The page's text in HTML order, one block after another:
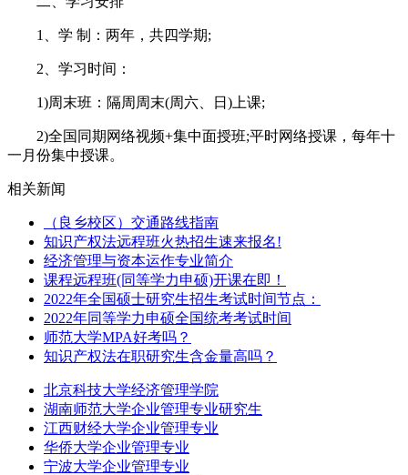
1、学 制：两年，共四学期;
2、学习时间：
1)周末班：隔周周末(周六、日)上课;
2)全国同期网络视频+集中面授班;平时网络授课，每年十
一月份集中授课。
相关新闻
（良乡校区）交通路线指南
知识产权法远程班火热招生速来报名!
经济管理与资本运作专业简介
课程远程班(同等学力申硕)开课在即！
2022年全国硕士研究生招生考试时间节点：
2022年同等学力申硕全国统考考试时间
师范大学MPA好考吗？
知识产权法在职研究生含金量高吗？
北京科技大学经济管理学院
湖南师范大学企业管理专业研究生
江西财经大学企业管理专业
华侨大学企业管理专业
宁波大学企业管理专业